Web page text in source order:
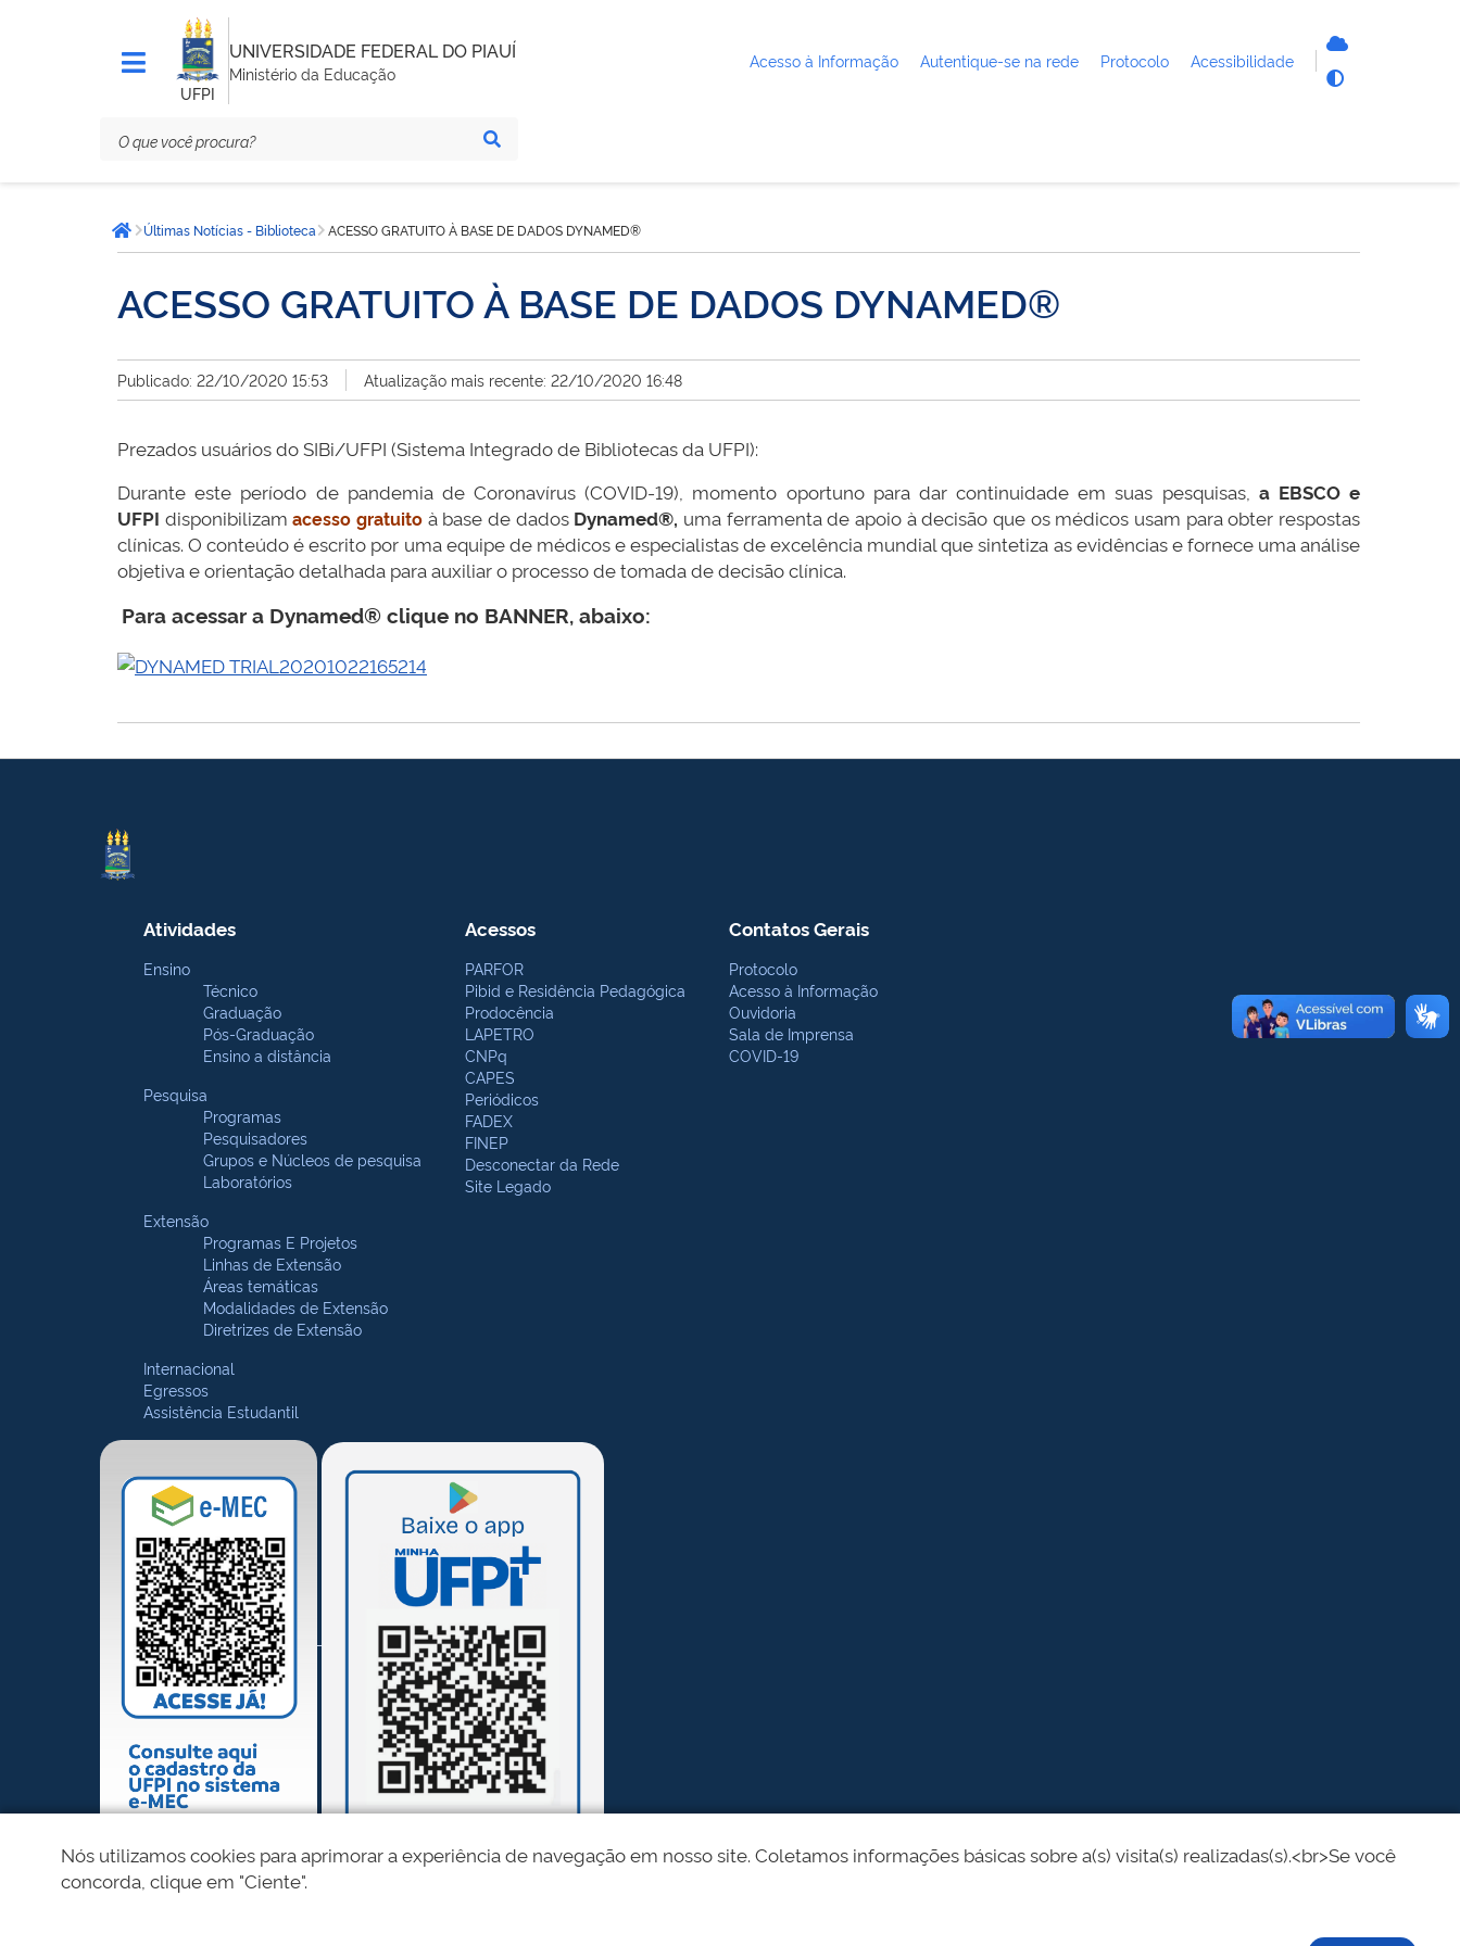
UFPI
UNIVERSIDADE FEDERAL DO PIAUÍ
Ministério da Educação
Acesso à Informação Autentique-se na rede Protocolo Acessibilidade
está
aqui:Página inicial
Últimas Notícias - Biblioteca ACESSO GRATUITO À BASE DE DADOS DYNAMED®
ACESSO GRATUITO À BASE DE DADOS DYNAMED®
Publicado: 22/10/2020 15:53 Atualização mais recente: 22/10/2020 16:48
Prezados usuários do SIBi/UFPI (Sistema Integrado de Bibliotecas da UFPI):
Durante este período de pandemia de Coronavírus (COVID-19), momento oportuno para dar continuidade em suas pesquisas, a EBSCO e
UFPI disponibilizamacesso gratuito à base de dados Dynamed®, uma ferramenta de apoio à decisão que os médicos usam para obter respostas
clínicas. O conteúdo é escrito por uma equipe de médicos e especialistas de excelência mundial que sintetiza as evidências e fornece uma análise
objetiva e orientação detalhada para auxiliar o processo de tomada de decisão clínica.
Para acessar a Dynamed® clique no BANNER, abaixo:
Atividades
Ensino
Técnico
Graduação
Pós-Graduação
Ensino a distância
Pesquisa
Programas
Pesquisadores
Grupos e Núcleos de pesquisa
Laboratórios
Extensão
Programas E Projetos
Linhas de Extensão
Áreas temáticas
Modalidades de Extensão
Diretrizes de Extensão
Internacional
Egressos
Assistência Estudantil
Acessos
PARFOR
Pibid e Residência Pedagógica
Prodocência
LAPETRO
CNPq
CAPES
Periódicos
FADEX
FINEP
Desconectar da Rede
Site Legado
Contatos Gerais
Protocolo
Acesso à Informação
Ouvidoria
Sala de Imprensa
COVID-19
Nós utilizamos cookies para aprimorar a experiência de navegação em nosso site. Coletamos informações básicas sobre a(s) visita(s) realizadas(s).<br>Se você
concorda, clique em "Ciente".